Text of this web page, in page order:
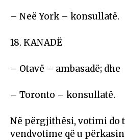
– Neë York – konsullatë.
18. KANADË
– Otavë – ambasadë; dhe
– Toronto – konsullatë.
Në përgjithësi, votimi do
vendvotime që u përkasin